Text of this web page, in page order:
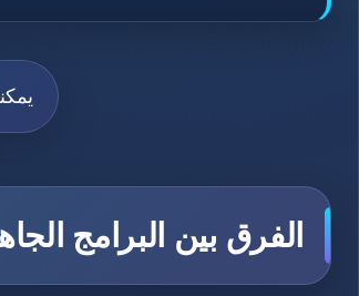
الفرق بين البرامج